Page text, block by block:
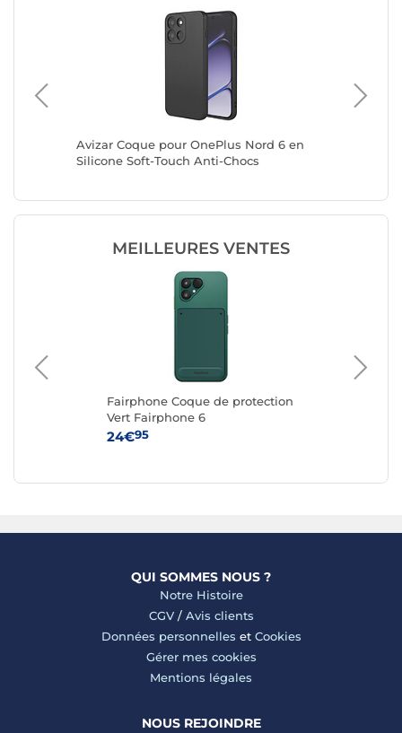
Avizar Coque pour OnePlus Nord 6 en
Silicone Soft-Touch Anti-Chocs
MEILLEURES VENTES
Fairphone Coque de protection
Vert Fairphone 6
24€95
QUI SOMMES NOUS ?
Notre Histoire
CGV/ Avis clients
Données personnelles et Cookies
Gérer mes cookies
Mentions légales
NOUS REJOINDRE